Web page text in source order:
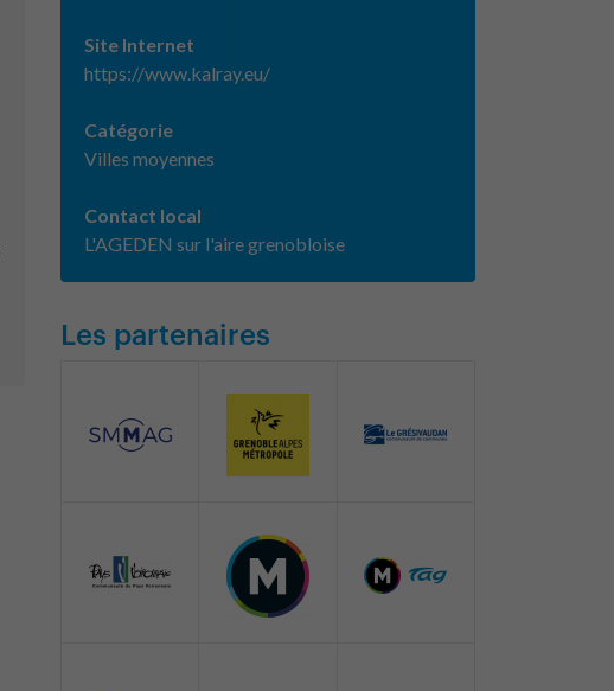
Site Internet
https://www.kalray.eu/
Catégorie
Villes moyennes
Contact local
L'AGEDEN sur l'aire grenobloise
Les partenaires